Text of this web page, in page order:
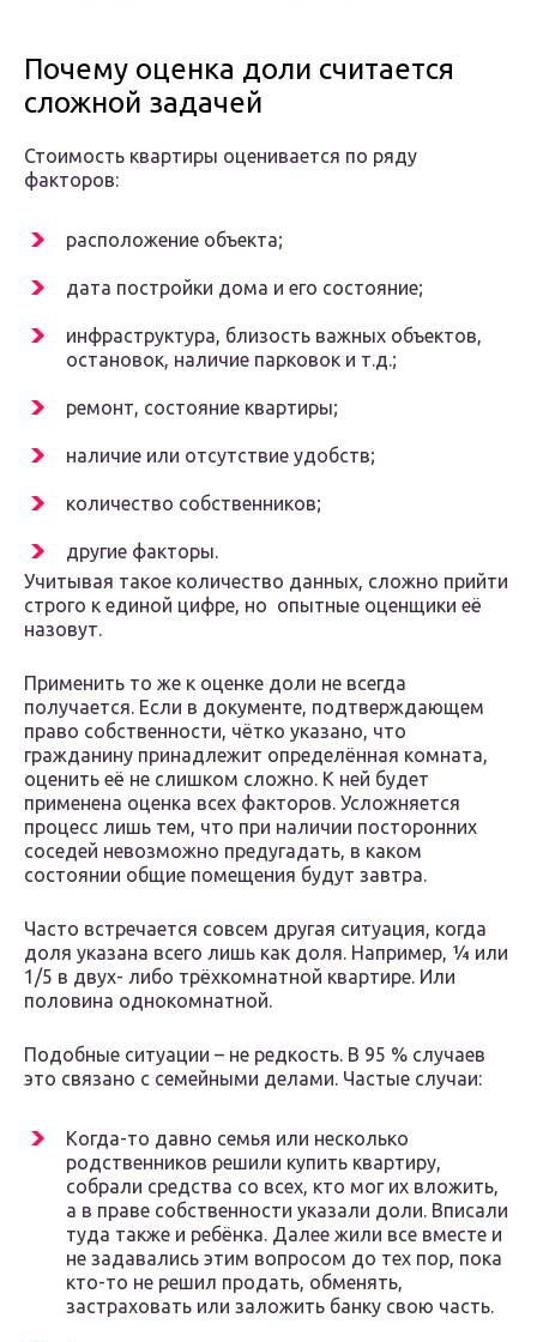
Почему оценка доли считается
сложной задачей
Стоимость квартиры оценивается по ряду
факторов:
расположение объекта;
дата постройки дома и его состояние;
инфраструктура, близость важных объектов,
остановок, наличие парковок и т.д.;
ремонт, состояние квартиры;
наличие или отсутствие удобств;
количество собственников;
другие факторы.
Учитывая такое количество данных, сложно прийти
строго к единой цифре, но опытные оценщики её
назовут.
Применить то же к оценке доли не всегда
получается. Если в документе, подтверждающем
право собственности, чётко указано, что
гражданину принадлежит определённая комната,
оценить её не слишком сложно. К ней будет
применена оценка всех факторов. Усложняется
процесс лишь тем, что при наличии посторонних
соседей невозможно предугадать, в каком
состоянии общие помещения будут завтра.
Часто встречается совсем другая ситуация, когда
доля указана всего лишь как доля. Например, ¼ или
1/5 в двух- либо трёхкомнатной квартире. Или
половина однокомнатной.
Подобные ситуации – не редкость. В 95 % случаев
это связано с семейными делами. Частые случаи:
Когда-то давно семья или несколько
родственников решили купить квартиру,
собрали средства со всех, кто мог их вложить,
а в праве собственности указали доли. Вписали
туда также и ребёнка. Далее жили все вместе и
не задавались этим вопросом до тех пор, пока
кто-то не решил продать, обменять,
застраховать или заложить банку свою часть.